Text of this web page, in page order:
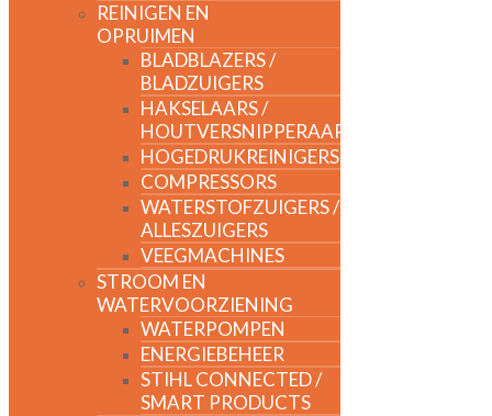
REINIGEN EN
OPRUIMEN
BLADBLAZERS /
BLADZUIGERS
HAKSELAARS /
HOUTVERSNIPPERAARS
HOGEDRUKREINIGERS
COMPRESSORS
WATERSTOFZUIGERS /
ALLESZUIGERS
VEEGMACHINES
STROOM EN
WATERVOORZIENING
WATERPOMPEN
ENERGIEBEHEER
STIHL CONNECTED /
SMART PRODUCTS